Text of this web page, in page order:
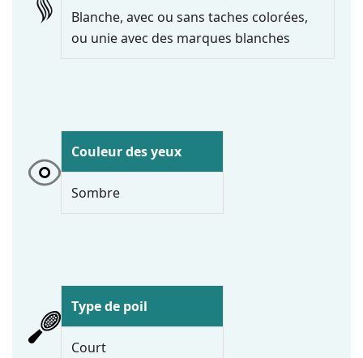
Blanche, avec ou sans taches colorées,
ou unie avec des marques blanches
Couleur des yeux
Sombre
Type de poil
Court